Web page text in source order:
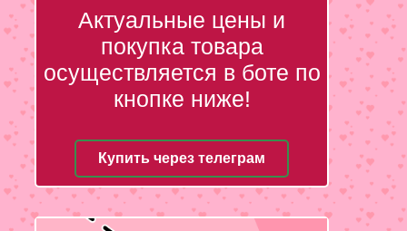
Актуальные цены и
покупка товара
осуществляется в боте по
кнопке ниже!
Купить через телеграм